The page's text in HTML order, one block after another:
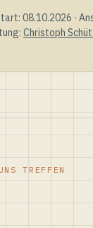
08.10.2026 ·
Christoph
TREFFEN